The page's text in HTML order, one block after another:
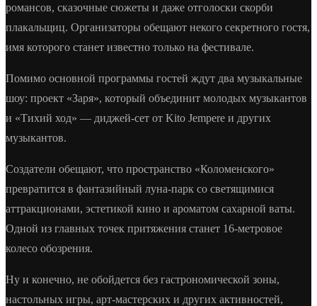
романсов, сказочные сюжеты и даже отголоски скорби
плакальщиц. Организаторы обещают некого секретного гостя,
имя которого станет известно только на фестивале.
Помимо основной программы гостей ждут два музыкальные
шоу: проект «Заря», который объединит молодых музыкантов
и «Тихий ход» — диджей-сет от Kito Jempere и других
музыкантов.
Создатели обещают, что пространство «Коломенского»
превратится в фантазийный луна-парк со светящимися
аттракционами, эстетикой кино и ароматом сахарной ваты.
Одной из главных точек притяжения станет 16-метровое
колесо обозрения.
Ну и конечно, не обойдется без гастрономической зоны,
настольных игры, арт-мастерских и других активностей,